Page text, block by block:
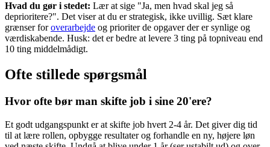
Hvad du gør i stedet: Lær at sige "Ja, men hvad skal jeg så
deprioritere?". Det viser at du er strategisk, ikke uvillig. Sæt klare
grænser foroverarbejde og prioriter de opgaver der er synlige og
værdiskabende. Husk: det er bedre at levere 3 ting på topniveau end
10 ting middelmådigt.
Ofte stillede spørgsmål
Hvor ofte bør man skifte job i sine 20'ere?
Et godt udgangspunkt er at skifte job hvert 2-4 år. Det giver dig tid
til at lære rollen, opbygge resultater og forhandle en ny, højere løn